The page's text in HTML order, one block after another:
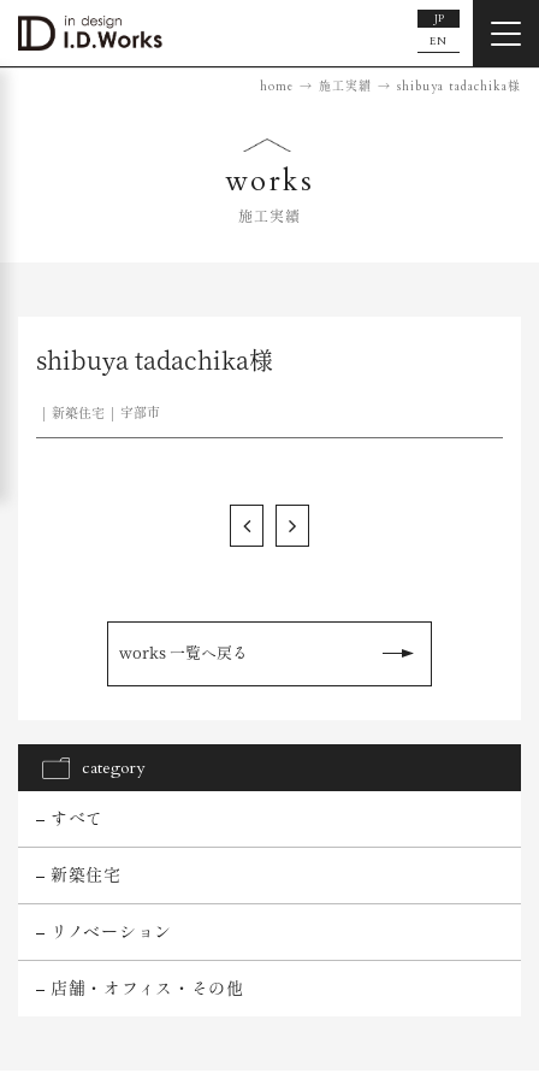
JP
EN
home 施工実績 shibuya tadachika様
works
施工実績
shibuya tadachika様
新築住宅 宇部市
works 一覧へ戻る
category
すべて
新築住宅
リノベーション
店舗・オフィス・その他